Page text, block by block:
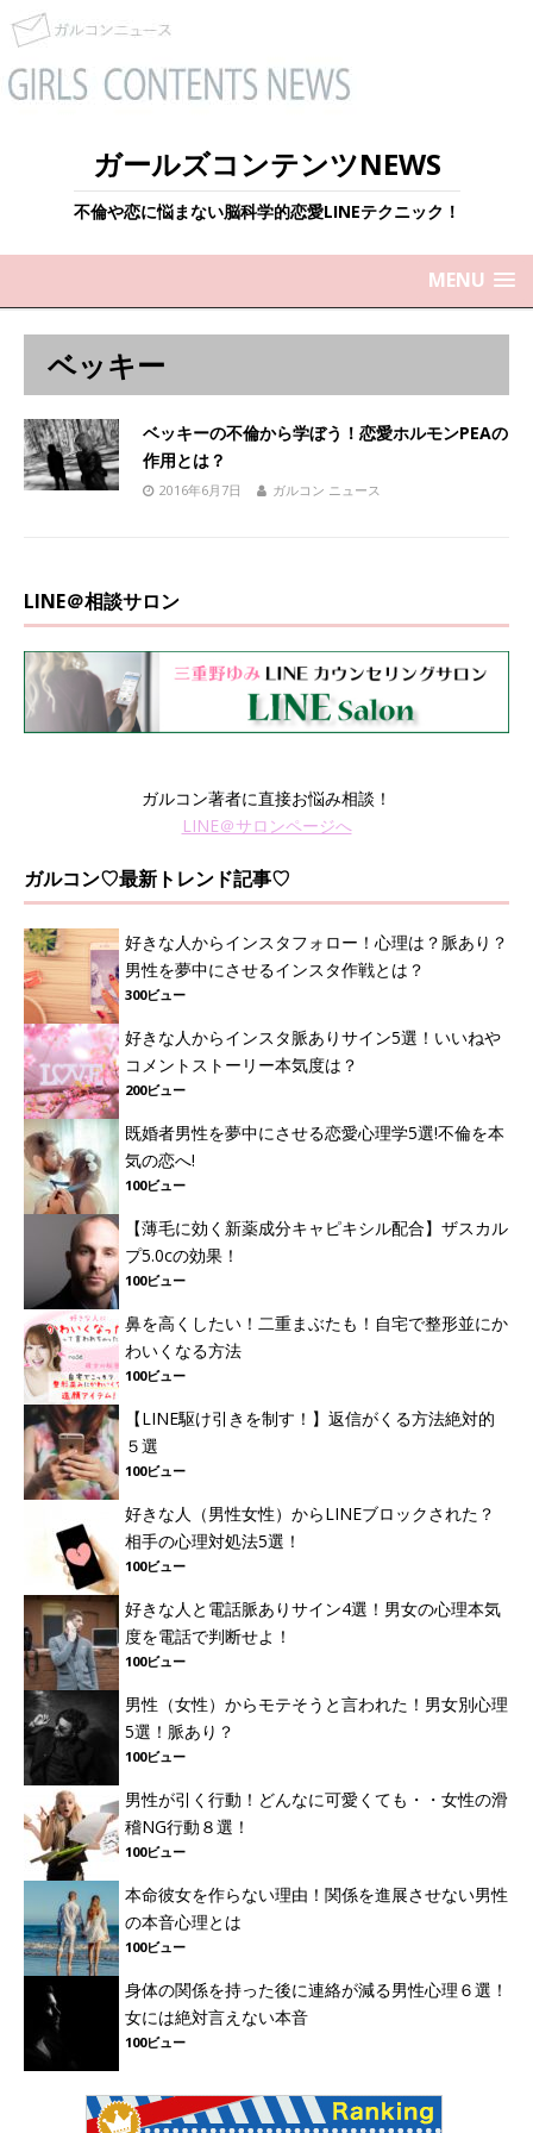
ガールズコンテンツNEWS
不倫や恋に悩まない脳科学的恋愛LINEテクニック！
MENU
ベッキー
ベッキーの不倫から学ぼう！恋愛ホルモンPEAの
作用とは？
2016年6月7日 ガルコン ニュース
LINE＠相談サロン
ガルコン著者に直接お悩み相談！
LINE＠サロンページへ
ガルコン♡最新トレンド記事♡
好きな人からインスタフォロー！心理は？脈あり？
男性を夢中にさせるインスタ作戦とは？
300ビュー
好きな人からインスタ脈ありサイン5選！いいねや
コメントストーリー本気度は？
200ビュー
既婚者男性を夢中にさせる恋愛心理学5選!不倫を本
気の恋へ!
100ビュー
【薄毛に効く新薬成分キャピキシル配合】ザスカル
プ5.0cの効果！
100ビュー
鼻を高くしたい！二重まぶたも！自宅で整形並にか
わいくなる方法
100ビュー
【LINE駆け引きを制す！】返信がくる方法絶対的
５選
100ビュー
好きな人（男性女性）からLINEブロックされた？
相手の心理対処法5選！
100ビュー
好きな人と電話脈ありサイン4選！男女の心理本気
度を電話で判断せよ！
100ビュー
男性（女性）からモテそうと言われた！男女別心理
5選！脈あり？
100ビュー
男性が引く行動！どんなに可愛くても・・女性の滑
稽NG行動８選！
100ビュー
本命彼女を作らない理由！関係を進展させない男性
の本音心理とは
100ビュー
身体の関係を持った後に連絡が減る男性心理６選！
女には絶対言えない本音
100ビュー